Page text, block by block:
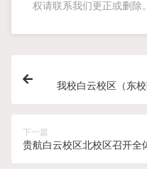
权请联系我们更正或删除。
我校白云校区（东
下一篇
贵航白云校区北校区召开全